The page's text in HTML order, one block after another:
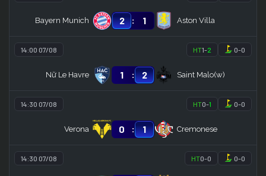
Bayern Munich 2 : 1 Aston Villa
14:00 07/08 HT1-2 0-0
Nữ Le Havre 1 : 2 Saint Malo(w)
14:30 07/08 HT0-1 0-0
Verona 0 : 1 Cremonese
14:30 07/08 HT0-0 0-0